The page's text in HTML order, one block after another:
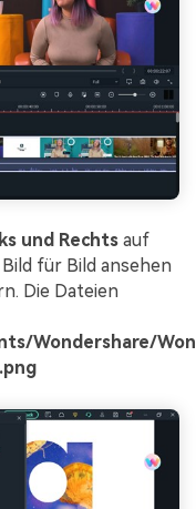
und Rechts auf
für Bild ansehen
Die Dateien
Wondershare/